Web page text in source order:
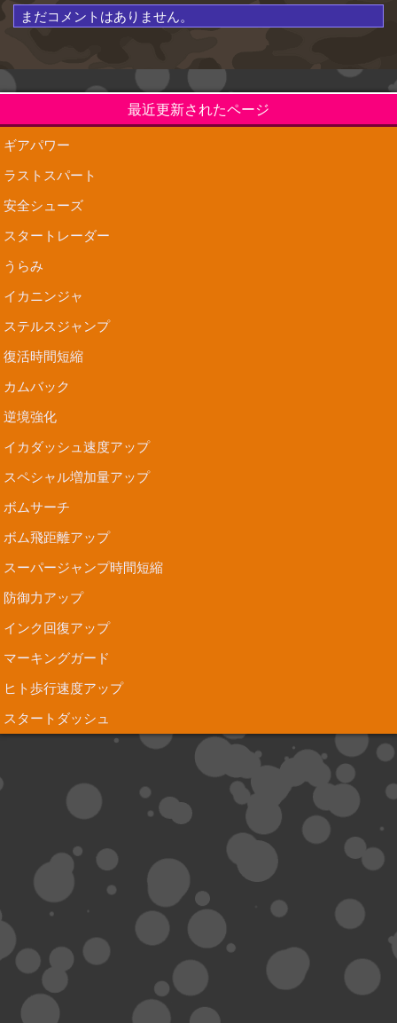
まだコメントはありません。
最近更新されたページ
ギアパワー
ラストスパート
安全シューズ
スタートレーダー
うらみ
イカニンジャ
ステルスジャンプ
復活時間短縮
カムバック
逆境強化
イカダッシュ速度アップ
スペシャル増加量アップ
ボムサーチ
ボム飛距離アップ
スーパージャンプ時間短縮
防御力アップ
インク回復アップ
マーキングガード
ヒト歩行速度アップ
スタートダッシュ